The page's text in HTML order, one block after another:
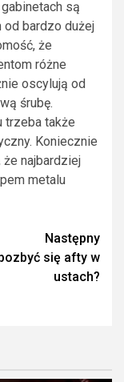
są
od bardzo dużej
że
różne
oscylują od
śrubę.
trzeba także
Koniecznie
najbardziej
metalu
Następny
się afty w
ustach?